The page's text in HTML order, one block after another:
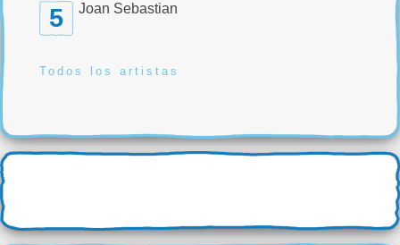
5 Joan Sebastian
Todos los artistas